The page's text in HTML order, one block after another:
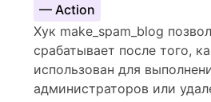
— Action
Хук make_spam_blog
срабатывает после того,
использован для
администраторов или